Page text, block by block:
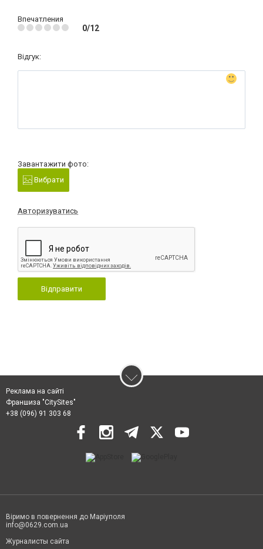
Впечатления
0/12
Відгук:
Завантажити фото:
Вибрати
Авторизуватись
Відправити
Реклама на сайті
Франшиза "CitySites"
+38 (096) 91 303 68
Віримо в повернення до Маріуполя
info@0629.com.ua
Журналисты сайта